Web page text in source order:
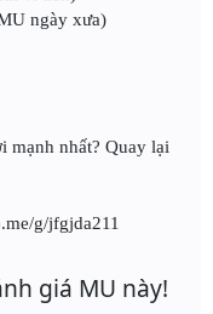
ngày xưa)
mạnh nhất? Quay lại
g/jfgjda211
giá MU này!